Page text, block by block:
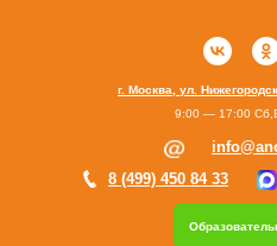
г. Москва, ул.
8 (499) 450 84 33
9:00 — 17:00